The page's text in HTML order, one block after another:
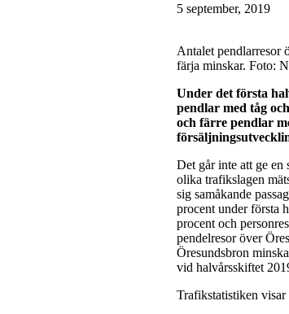
5 september, 2019
Antalet pendlarresor
färja minskar. Foto:
Under det första
pendlar med tåg
och färre pendlar
Det går inte att ge en
olika trafikslagen
sig samåkande
procent under första
procent och
pendelresor över
Öresundsbron
vid halvårsskiftet
Trafikstatistiken